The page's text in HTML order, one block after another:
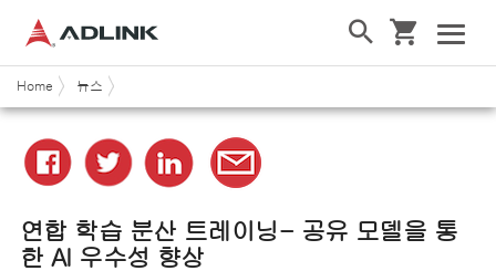
Home 뉴스
연합 학습 분산 트레이닝- 공유 모델을 통
한 AI 우수성 향상